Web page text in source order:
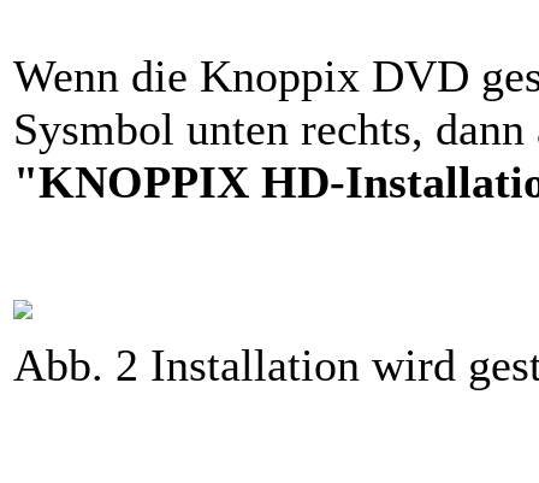
Wenn die Knoppix DVD
Sysmbol unten rechts,
"KNOPPIX HD-
Abb. 2 Installation wird